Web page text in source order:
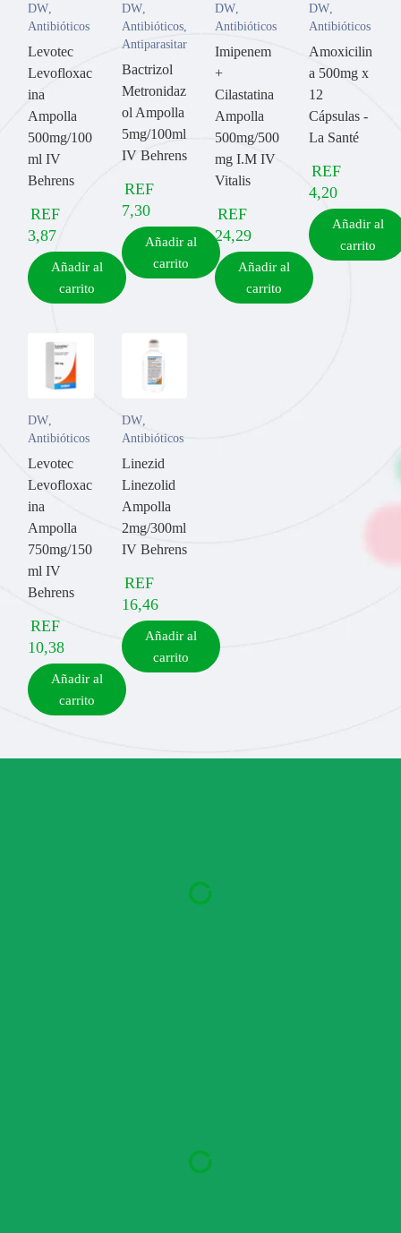
DW
Antibióticos
Levotec
Levofloxac
ina
Ampolla
500mg/100
ml IV
Behrens
REF
3,87
Añadir al
carrito
DW,
Antibióticos,
Antiparasitarios
Bactrizol
Metronidaz
ol Ampolla
5mg/100ml
IV Behrens
REF
7,30
Añadir al
carrito
DW
Antibióticos
Imipenem
+
Cilastatina
Ampolla
500mg/500
mg I.M IV
Vitalis
REF
24,29
Añadir al
carrito
DW,
Antibióticos
Amoxicilin
a 500mg x
12
Cápsulas -
La Santé
REF
4,20
Añadir al
carrito
DW,
Antibióticos
Levotec
Levofloxac
ina
Ampolla
750mg/150
ml IV
Behrens
REF
10,38
Añadir al
carrito
DW,
Antibióticos
Linezid
Linezolid
Ampolla
2mg/300ml
IV Behrens
REF
16,46
Añadir al
carrito